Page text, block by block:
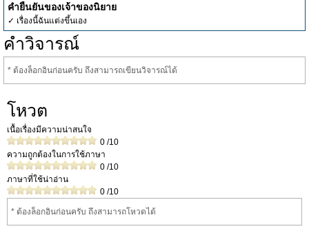
คำยืนยันของเจ้าของนิยาย
✓ เรื่องนี้ฉันแต่งขึ้นเอง
คำวิจารณ์
* ต้องล็อกอินก่อนครับ ถึงสามารถเขียนวิจารณ์ได้
โหวต
เนื้อเรื่องมีความน่าสนใจ
0 /10
ความถูกต้องในการใช้ภาษา
0 /10
ภาษาที่ใช้น่าอ่าน
0 /10
* ต้องล็อกอินก่อนครับ ถึงสามารถโหวดได้